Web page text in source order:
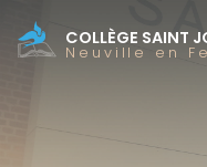
COLLÈGE SAINT
Neuville en